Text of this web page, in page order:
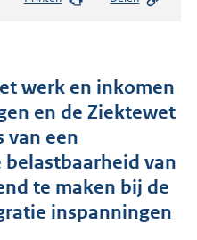
s
s
g
r
o
t
t
werk en inkomen
en de Ziektewet
van een
van
te maken bij de
inspanningen